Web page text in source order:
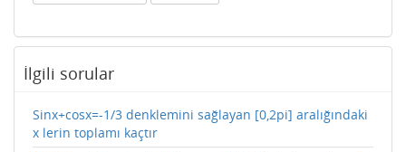
İlgili sorular
Sinx+cosx=-1/3 denklemini sağlayan [0,2pi] aralığındaki
x lerin toplamı kaçtır